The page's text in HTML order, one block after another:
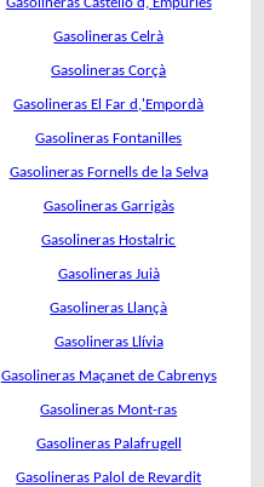
Gasolineras Celrà
Gasolineras Corçà
Gasolineras El Far d,'Empordà
Gasolineras Fontanilles
Gasolineras Fornells de la Selva
Gasolineras Garrigàs
Gasolineras Hostalric
Gasolineras Juià
Gasolineras Llançà
Gasolineras Llívia
Gasolineras Maçanet de Cabrenys
Gasolineras Mont-ras
Gasolineras Palafrugell
Gasolineras Palol de Revardit